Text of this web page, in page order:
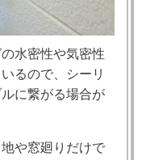
水密性や気密性
るので、シーリ
に繋がる場合が
や窓廻りだけで